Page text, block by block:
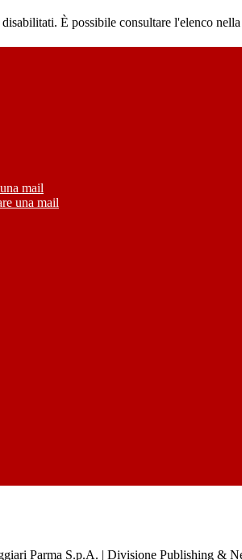
È possibile consultare l'elenco
mail
una mail
Parma S.p.A. | Divisione Publishing &